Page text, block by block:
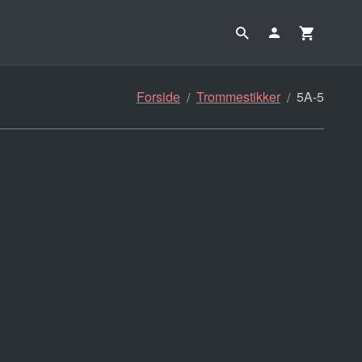
Forside Trommestikker 5A-5